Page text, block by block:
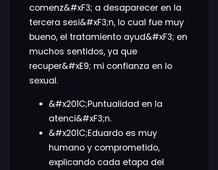
comenz&#xF3; a desaparecer en la
tercera sesi&#xF3;n, lo cual fue muy
bueno, el tratamiento ayud&#xF3; en
muchos sentidos, ya que
recuper&#xE9; mi confianza en lo
sexual.
&#x201C;Puntualidad en la
atenci&#xF3;n.
&#x201C;Eduardo es muy
humano y comprometido,
explicando cada etapa del